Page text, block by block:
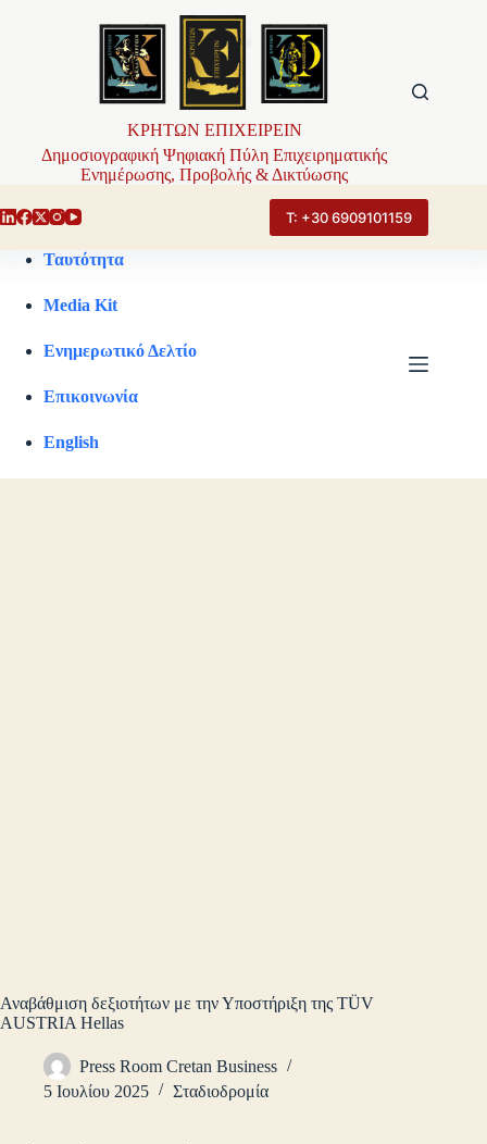
ΚΡΗΤΩΝ ΕΠΙΧΕΙΡΕΙΝ
Δημοσιογραφική Ψηφιακή Πύλη Επιχειρηματικής
Ενημέρωσης, Προβολής & Δικτύωσης
Τ: +30 6909101159
Ταυτότητα
Media Kit
Ενημερωτικό Δελτίο
Επικοινωνία
English
Αναβάθμιση δεξιοτήτων με την Υποστήριξη της TÜV
AUSTRIA Hellas
Press Room Cretan Business
5 Ιουλίου 2025
Σταδιοδρομία